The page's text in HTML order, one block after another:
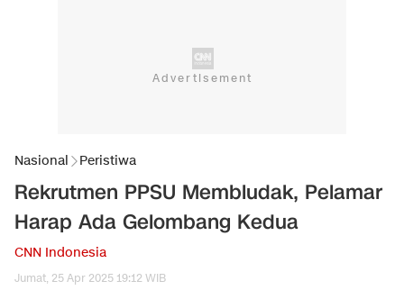
Nasional Peristiwa
Rekrutmen PPSU Membludak, Pelamar
Harap Ada Gelombang Kedua
CNN Indonesia
Jumat, 25 Apr 2025 19:12 WIB